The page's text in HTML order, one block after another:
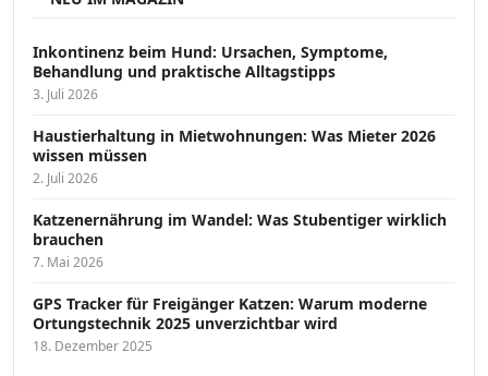
Inkontinenz beim Hund: Ursachen, Symptome,
Behandlung und praktische Alltagstipps
3. Juli 2026
Haustierhaltung in Mietwohnungen: Was Mieter 2026
wissen müssen
2. Juli 2026
Katzenernährung im Wandel: Was Stubentiger wirklich
brauchen
7. Mai 2026
GPS Tracker für Freigänger Katzen: Warum moderne
Ortungstechnik 2025 unverzichtbar wird
18. Dezember 2025